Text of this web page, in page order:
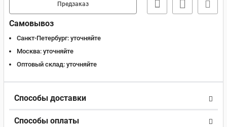
Предзаказ
Самовывоз
Санкт-Петербург: уточняйте
Москва: уточняйте
Оптовый склад: уточняйте
Способы доставки
Способы оплаты